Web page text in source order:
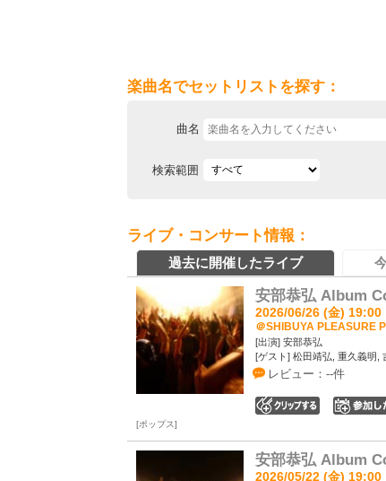
楽曲名でセットリストを探す：
曲名
検索範囲
ライブ・コンサート情報：
過去に開催したライブ
安部恭弘 Album
2026/06/26 (金) 19:00
＠SHIBUYA PLEASURE
[出演] 安部恭弘
[ゲスト] 松田靖弘, 重久義明,
レビュー：--件
ポップス
安部恭弘 Album
2026/05/22 (金) 19:00